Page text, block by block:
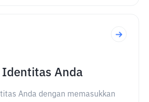
Identitas Anda
Anda dengan memasukkan